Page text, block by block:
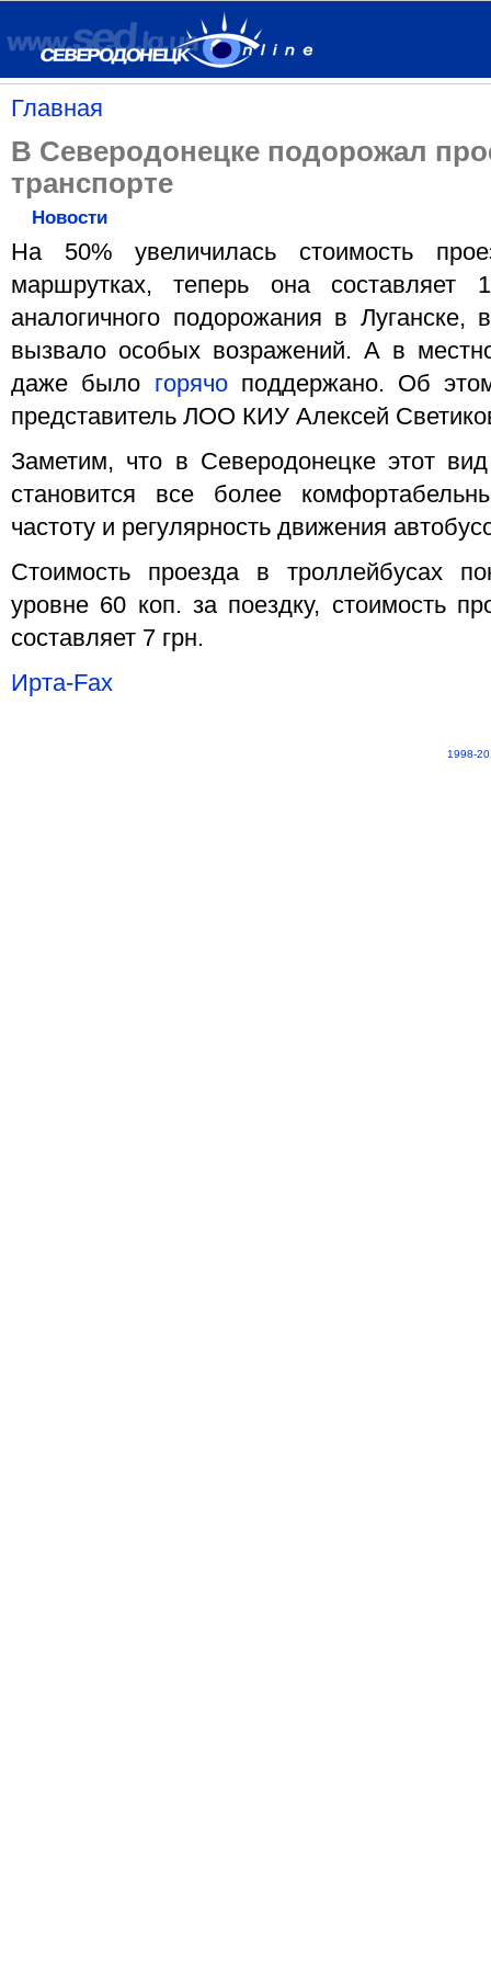
Главная
В Северодонецке подорожал
транспорте
Новости
На 50% увеличилась стоимость
маршрутках, теперь она
аналогичного подорожания в Луганске,
вызвало особых возражений. А в
даже было горячоподдержано. Об
представитель ЛОО КИУ Алексей
Заметим, что в Северодонецке этот вид
становится все более
частоту и регулярность движения
Стоимость проезда в троллейбусах
уровне 60 коп. за поездку, стоимость
составляет 7 грн.
Ирта-Fax
1998-